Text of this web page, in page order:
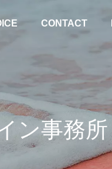
CONTACT
ン事務所